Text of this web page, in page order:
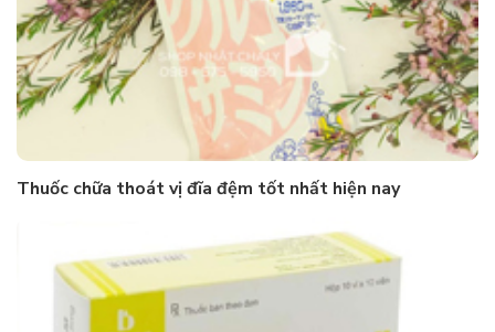
Thuốc chữa thoát vị đĩa đệm tốt nhất hiện nay